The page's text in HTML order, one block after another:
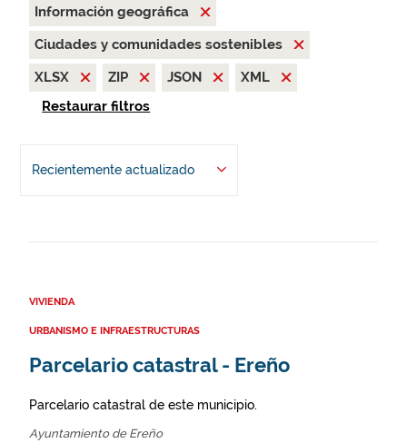
Información geográfica
Ciudades y comunidades sostenibles
XLSX
ZIP JSON
XML
Restaurar filtros
Recientemente actualizado
VIVIENDA
URBANISMO E INFRAESTRUCTURAS
Parcelario catastral - Ereño
Parcelario catastral de este municipio.
Ayuntamiento de Ereño